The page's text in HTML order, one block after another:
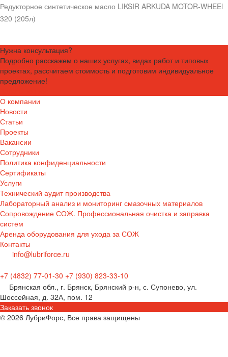
Редукторное синтетическое масло LIKSIR ARKUDA MOTOR-WHEEl
320 (205л)
Нужна консультация?
Подробно расскажем о наших услугах, видах работ и типовых
проектах, рассчитаем стоимость и подготовим индивидуальное
предложение!
О компании
Новости
Статьи
Проекты
Вакансии
Сотрудники
Политика конфиденциальности
Сертификаты
Услуги
Технический аудит производства
Лабораторный анализ и мониторинг смазочных материалов
Сопровождение СОЖ. Профессиональная очистка и заправка
систем
Аренда оборудования для ухода за СОЖ
Контакты
info@lubriforce.ru
+7 (4832) 77-01-30 +7 (930) 823-33-10
Брянская обл., г. Брянск, Брянский р-н, с. Супонево, ул.
Шоссейная, д. 32А, пом. 12
Заказать звонок
© 2026 ЛубриФорс, Все права защищены